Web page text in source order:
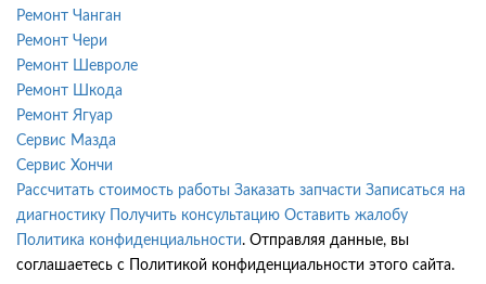
Ремонт Чанган
Ремонт Чери
Ремонт Шевроле
Ремонт Шкода
Ремонт Ягуар
Сервис Мазда
Сервис Хончи
Рассчитать стоимость работы Заказать запчасти Записаться на
диагностику
Получить консультацию Оставить жалобу
Политика конфиденциальности. Отправляя данные, вы
соглашаетесь с Политикой конфиденциальности этого сайта.